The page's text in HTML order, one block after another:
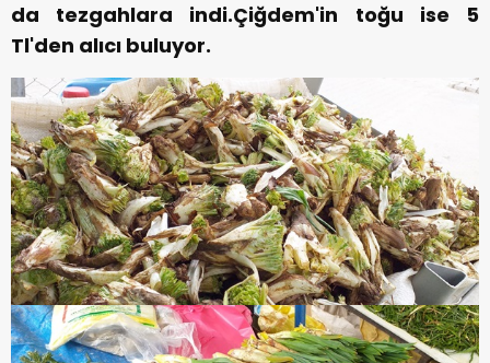
da tezgahlara indi.Çiğdem'in toğu ise 5
Tl'den alıcı buluyor.